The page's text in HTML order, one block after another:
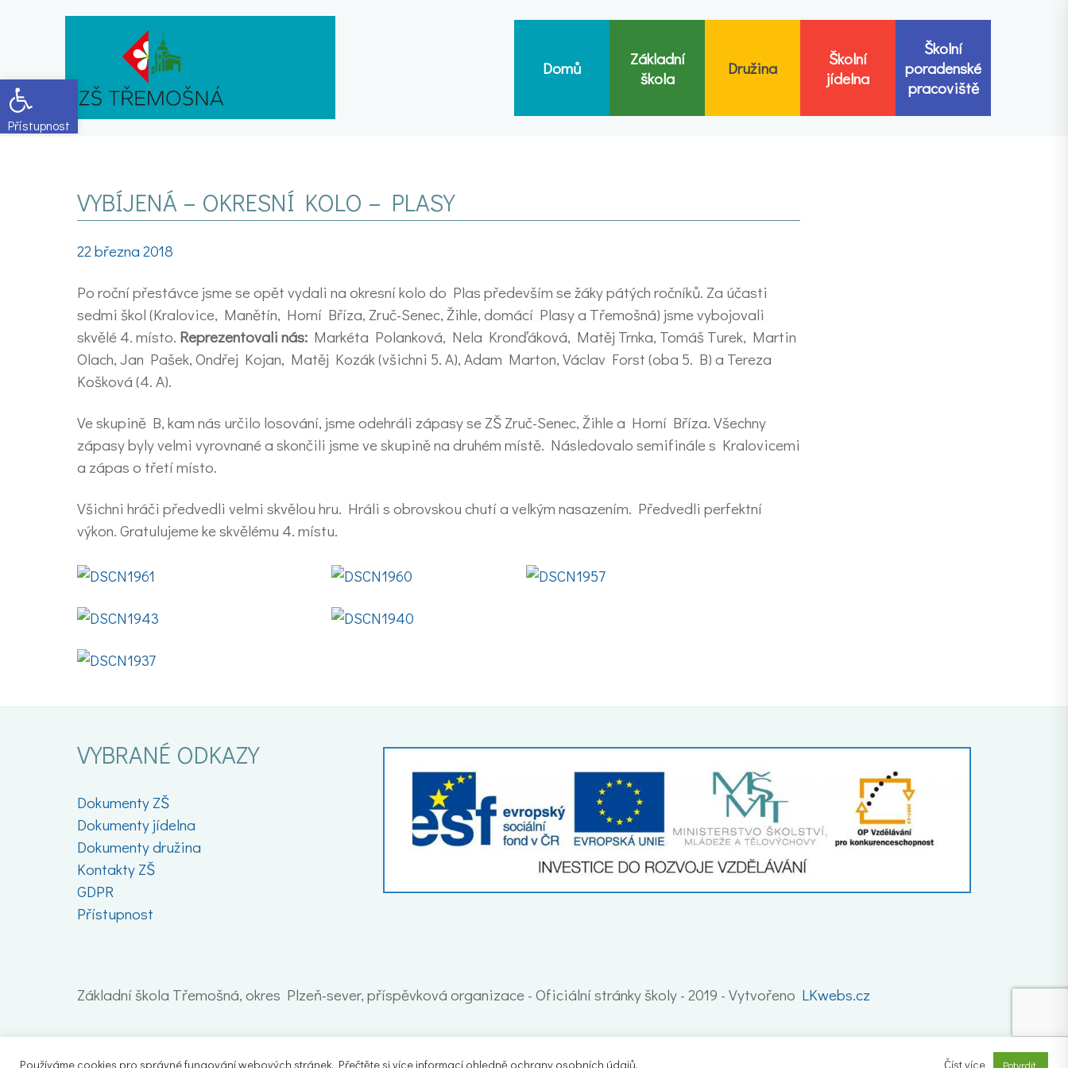
Open toolbar
Domů
Základní
škola
Družina
Školní
jídelna
Školní
poradenské
pracoviště
VYBÍJENÁ – OKRESNÍ KOLO – PLASY
22 března 2018
Po roční přestávce jsme se opět vydali na okresní kolo do Plas především se žáky pátých ročníků. Za účasti
sedmi škol (Kralovice, Manětín, Horní Bříza, Zruč-Senec, Žihle, domácí Plasy a Třemošná) jsme vybojovali
skvělé 4. místo. Reprezentovali nás: Markéta Polanková, Nela Kronďáková, Matěj Trnka, Tomáš Turek, Martin
Olach, Jan Pašek, Ondřej Kojan, Matěj Kozák (všichni 5. A), Adam Marton, Václav Forst (oba 5. B) a Tereza
Košková (4. A).
Ve skupině B, kam nás určilo losování, jsme odehráli zápasy se ZŠ Zruč-Senec, Žihle a Horní Bříza. Všechny
zápasy byly velmi vyrovnané a skončili jsme ve skupině na druhém místě. Následovalo semifinále s Kralovicemi
a zápas o třetí místo.
Všichni hráči předvedli velmi skvělou hru. Hráli s obrovskou chutí a velkým nasazením. Předvedli perfektní
výkon. Gratulujeme ke skvělému 4. místu.
VYBRANÉ ODKAZY
Dokumenty ZŠ
Dokumenty jídelna
Dokumenty družina
Kontakty ZŠ
GDPR
Přístupnost
Základní škola Třemošná, okres Plzeň-sever, příspěvková organizace - Oficiální stránky školy - 2019 - Vytvořeno LKwebs.cz
Používáme cookies pro správné fungování webových stránek. Přečtěte si více informací ohledně ochrany osobních údajů. Číst více Potvrdit.